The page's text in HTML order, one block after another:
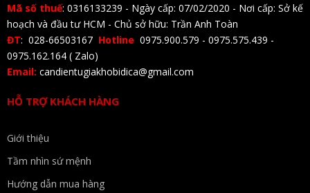
Mã số thuế: 0316133239 - Ngày cấp: 07/02/2020 - Nơi cấp: Sở kế
hoạch và đầu tư HCM - Chủ sở hữu: Trần Anh Toàn
ĐT: 028-66503167 Hotline 0975.900.579 - 0975.575.439 -
0975.162.164 ( Zalo)
Email: candientugiakhobidica@gmail.com
HỖ TRỢ KHÁCH HÀNG
Giới thiệu
Tầm nhìn sứ mệnh
Hướng dẫn mua hàng